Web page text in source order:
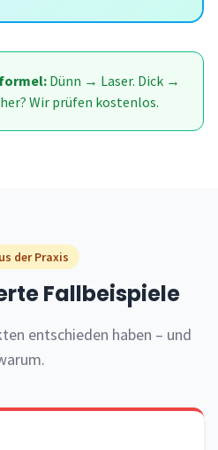
Dünn → Laser. Dick →
Wir prüfen kostenlos.
der Praxis
Fallbeispiele
entschieden haben – und